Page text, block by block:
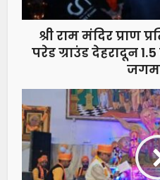
श्री राम मंदिर प्राण
परेड ग्राउंड देहरादून